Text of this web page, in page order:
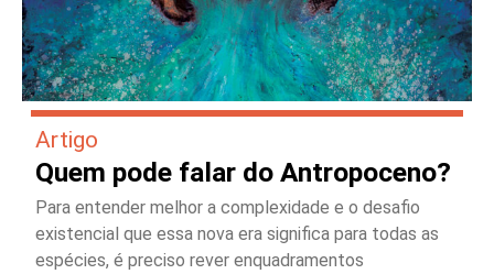
Artigo
Quem pode falar do Antropoceno?
Para entender melhor a complexidade e o desafio
existencial que essa nova era significa para todas as
espécies, é preciso rever enquadramentos